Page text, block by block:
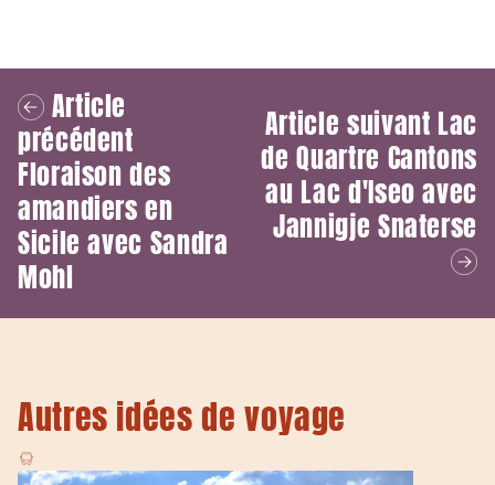
Article
précédent
Floraison des
amandiers en
Sicile avec Sandra
Mohl
Article suivant Lac
de Quartre Cantons
au Lac d'Iseo avec
Jannigje Snaterse
Autres idées de voyage